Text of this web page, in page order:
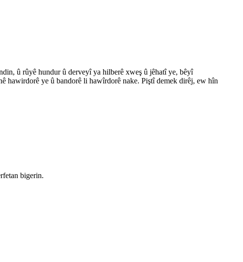
û rûyê hundur û derveyî ya hilberê xweş û jêhatî ye, bêyî
hawirdorê ye û bandorê li hawîrdorê nake. Piştî demek dirêj, ew hîn
bigerin.